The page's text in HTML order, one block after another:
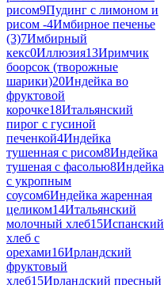
рисом9Пудинг с лимоном и
рисом -4Имбирное печенье
(3)7Имбирный
кекс0Иллюзия13Иримчик
боорсок (творожные
шарики)20Индейка во
фруктовой
корочке18Итальянский
пирог с гусиной
печенкой4Индейка
тушенная с рисом8Индейка
тушеная с фасолью8Индейка
с укропным
соусом6Индейка жаренная
целиком14Итальянский
молочный хлеб15Испанский
хлеб с
орехами16Ирландский
фруктовый
хлеб15Ирландский пресный